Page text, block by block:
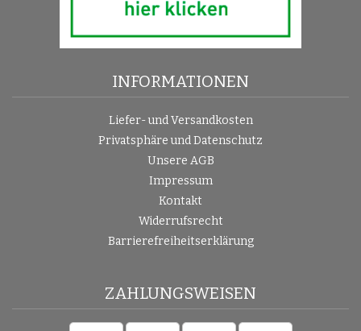
INFORMATIONEN
Liefer- und Versandkosten
Privatsphäre und Datenschutz
Unsere AGB
Impressum
Kontakt
Widerrufsrecht
Barrierefreiheitserklärung
ZAHLUNGSWEISEN